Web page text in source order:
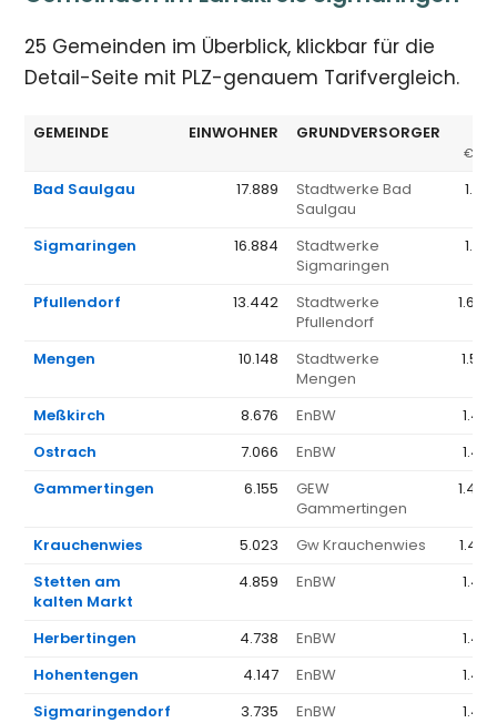
25 Gemeinden im Überblick, klickbar für die
Detail-Seite mit PLZ-genauem Tarifvergleich.
GEMEINDE EINWOHNER GRUNDVERSORGER
€/
Bad Saulgau 17.889
Stadtwerke Bad
Saulgau
Sigmaringen 16.884
Stadtwerke
Sigmaringen
Pfullendorf 13.442
Stadtwerke
Pfullendorf
Mengen 10.148
Stadtwerke
Mengen
Meßkirch 8.676 EnBW
Ostrach
7.066 EnBW
Gammertingen
6.155
GEW
Gammertingen
Krauchenwies 5.023 Gw Krauchenwies
Stetten am
kalten Markt
4.859 EnBW
Herbertingen 4.738 EnBW
Hohentengen
4.147 EnBW
Sigmaringendorf
3.735 EnBW